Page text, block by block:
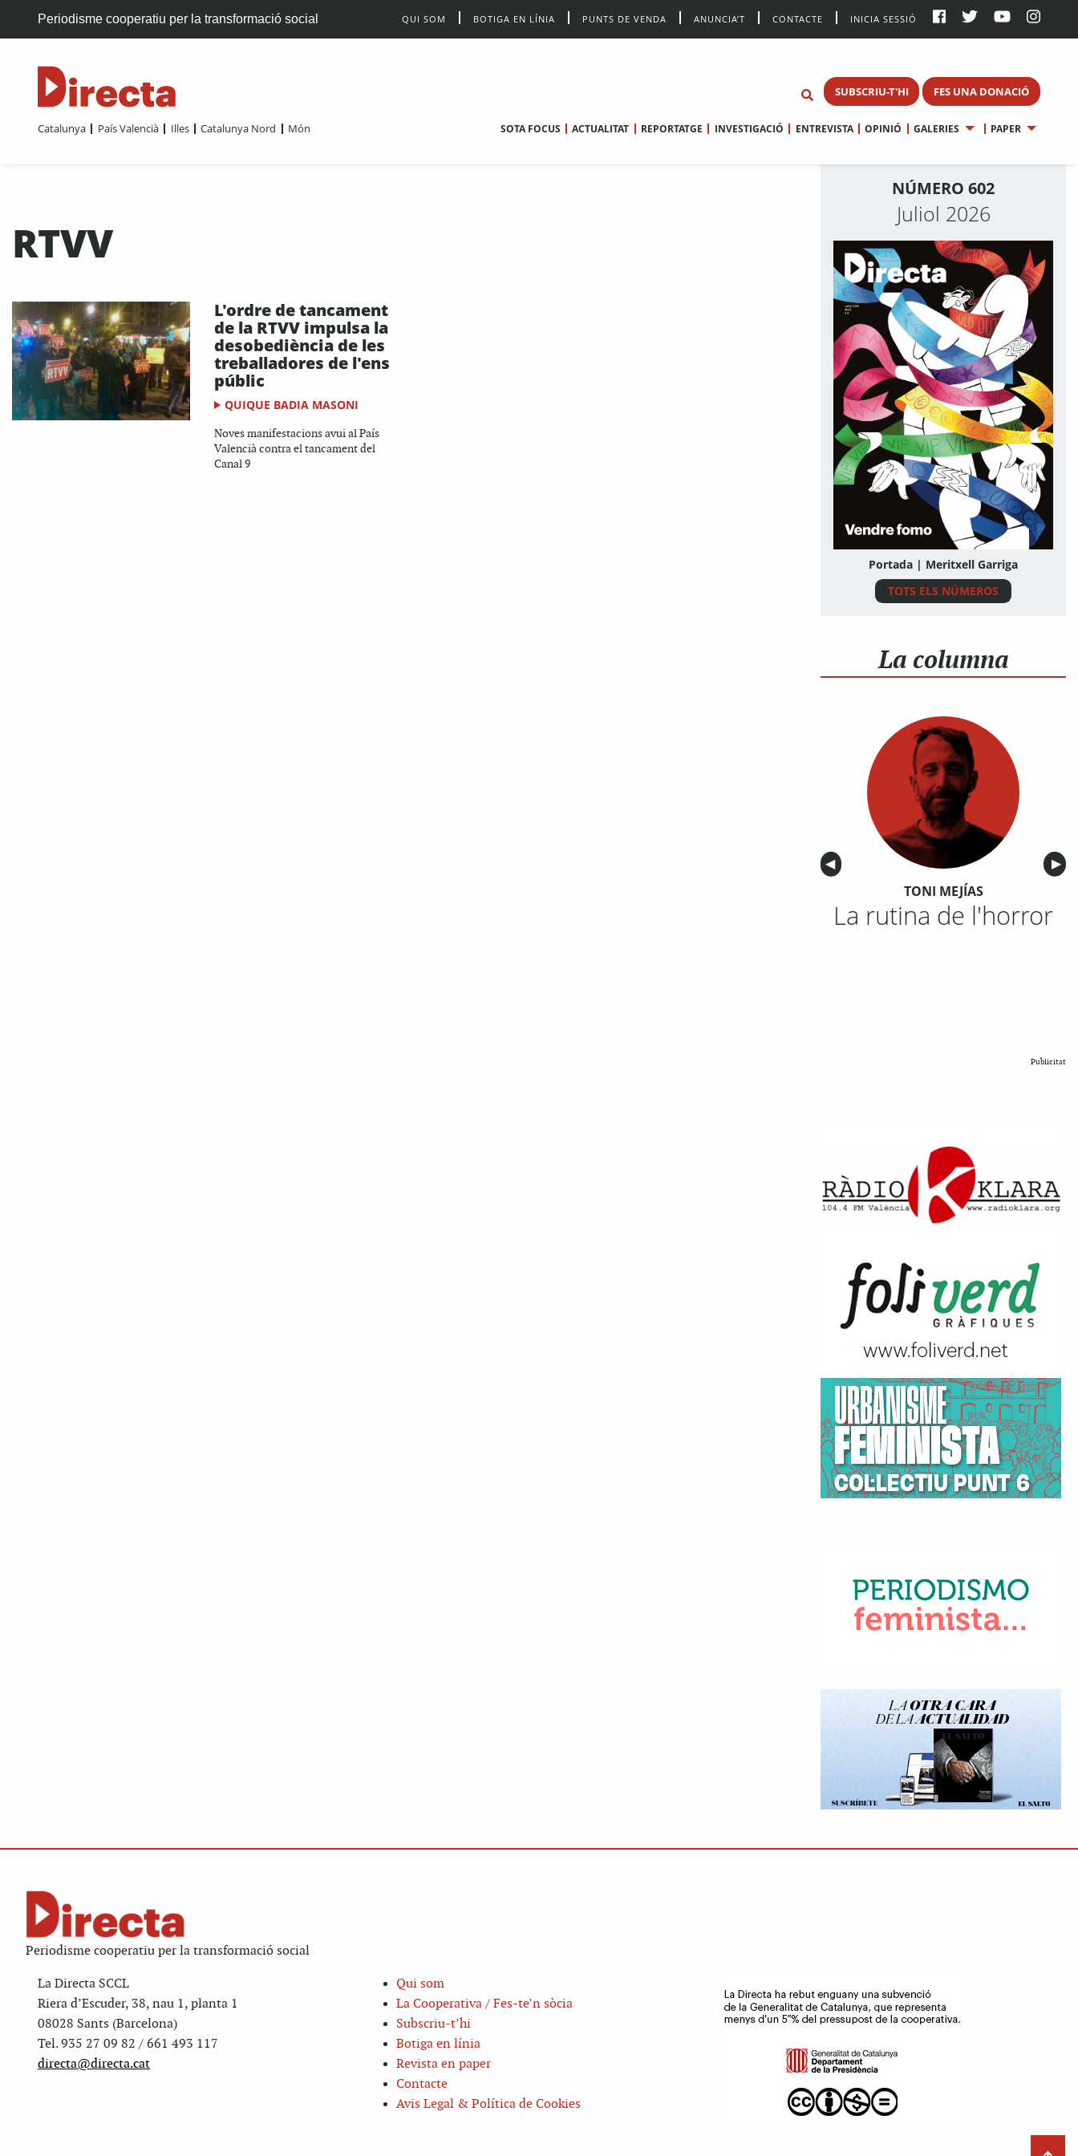
Periodisme cooperatiu per la transformació social QUI SOM BOTIGA EN LÍNIA PUNTS DE VENDA ANUNCIA’T CONTACTE INICIA SESSIÓ
SUBSCRIU-T'HI FES UNA DONACIÓ
Catalunya País Valencià Illes Catalunya Nord Món SOTA FOCUS ACTUALITAT REPORTATGE INVESTIGACIÓ ENTREVISTA OPINIÓ GALERIES PAPER
RTVV
L'ordre de tancament
de la RTVV impulsa la
desobediència de les
treballadores de l'ens
públic
QUIQUE BADIA MASONI
Noves manifestacions avui al País
Valencià contra el tancament del
Canal 9
NÚMERO 602
Juliol 2026
Portada | Meritxell Garriga
TOTS ELS NÚMEROS
La columna
Anterior
◀︎ ▶︎
TONI MEJÍAS
La rutina de l'horror
Publicitat
Periodisme cooperatiu per la transformació social
La Directa SCCL
Riera d’Escuder, 38, nau 1, planta 1
08028 Sants (Barcelona)
Tel. 935 27 09 82 / 661 493 117
directa@directa.cat
Qui som
La Cooperativa / Fes-te’n sòcia
Subscriu-t’hi
Botiga en línia
Revista en paper
Contacte
Avis Legal & Política de Cookies